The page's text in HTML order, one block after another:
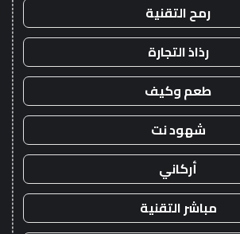
رمح التقنية
رذاذ التجارة
طعم وكيف
شهود نت
أركاني
مباشر التقنية